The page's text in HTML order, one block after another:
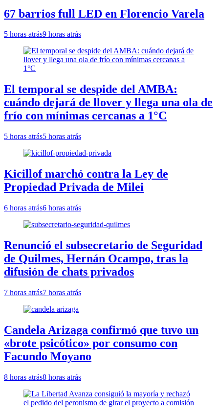
67 barrios full LED en Florencio Varela
5 horas atrás9 horas atrás
El temporal se despide del AMBA:
cuándo dejará de llover y llega una ola de
frío con mínimas cercanas a 1°C
5 horas atrás5 horas atrás
Kicillof marchó contra la Ley de
Propiedad Privada de Milei
6 horas atrás6 horas atrás
Renunció el subsecretario de Seguridad
de Quilmes, Hernán Ocampo, tras la
difusión de chats privados
7 horas atrás7 horas atrás
Candela Arizaga confirmó que tuvo un
«brote psicótico» por consumo con
Facundo Moyano
8 horas atrás8 horas atrás